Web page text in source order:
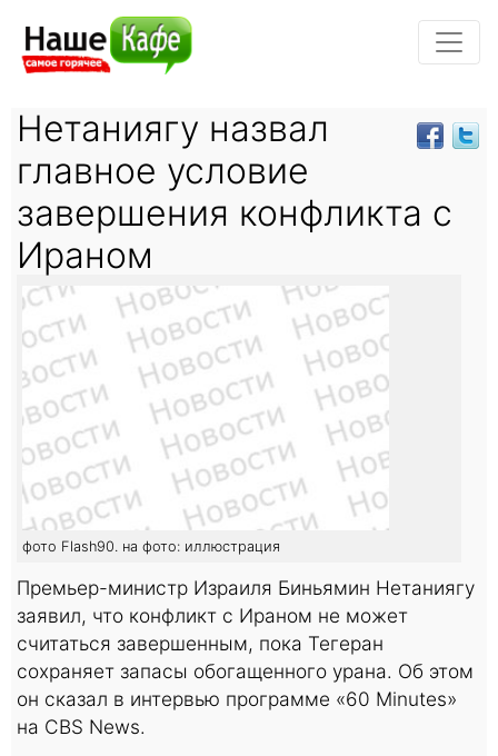
Нетаниягу назвал
главное условие
завершения конфликта с
Ираном
фото Flash90. на фото: иллюстрация
Премьер-министр Израиля Биньямин Нетаниягу
заявил, что конфликт с Ираном не может
считаться завершенным, пока Тегеран
сохраняет запасы обогащенного урана. Об этом
он сказал в интервью программе «60 Minutes»
на CBS News.